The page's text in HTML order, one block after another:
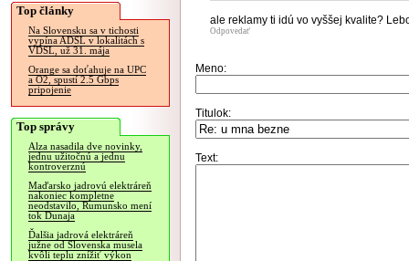
Top články
Na Slovensku sa v tichosti
vypína ADSL v lokalitách s
VDSL, už 31. mája
Orange sa doťahuje na UPC
a O2, spustí 2.5 Gbps
pripojenie
Top správy
Alza nasadila dve novinky,
jednu užitočnú a jednu
kontroverznú
Maďarsko jadrovú elektráreň
nakoniec kompletne
neodstavilo, Rumunsko mení
tok Dunaja
Ďalšia jadrová elektráreň
južne od Slovenska musela
kvôli teplu znížiť výkon
ale reklamy ti idú vo vyššej kvalite?
Odpovedať
Meno:
Titulok:
Text: